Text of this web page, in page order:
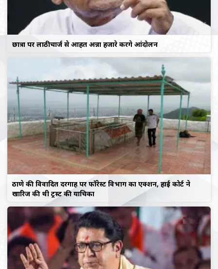
छात्रों पर लाठीचार्ज से आहत अन्ना हजारे करेंगे आंदोलन
ठाणे की विवादित दरगाह पर फॉरेस्ट विभाग का एक्शन, हाई कोर्ट ने
खारिज की थी ट्रस्ट की याचिका